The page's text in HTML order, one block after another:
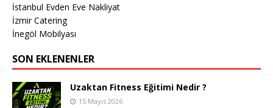
İstanbul Evden Eve Nakliyat
İzmir Catering
İnegöl Mobilyası
SON EKLENENLER
Uzaktan Fitness Eğitimi Nedir ?
15 Mayıs 2026